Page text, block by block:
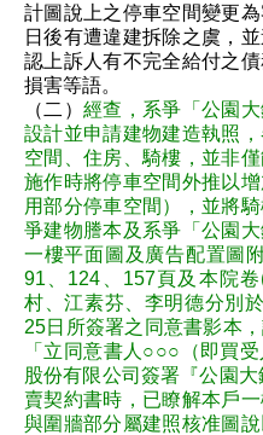
計圖說上之停車空間變更
日後有遭違建拆除之虞，
認上訴人有不完全給付之
損害等語。
（二） 經查，系爭「公園
設計並申請建物建造執照
空間、住房、騎樓，並非
施作時將停車空間外推以
用部分停車空間），並將
爭建物謄本及系爭「公園
一樓平面圖及廣告配置圖
91、124、157頁及本院
村、江素芬、李明德分別
25日所簽署之同意書影本
「立同意書人○○○（即買
股份有限公司簽署『公園
賣契約書時，已瞭解本戶
與圍牆部分屬建照核准圖